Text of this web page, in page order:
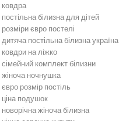
ковдра
постільна білизна для дітей
розміри євро постелі
дитяча постільна білизна україна
ковдри на ліжко
сімейний комплект білизни
жіноча ночнушка
євро розмір постіль
ціна подушок
новорічна жіноча білизна